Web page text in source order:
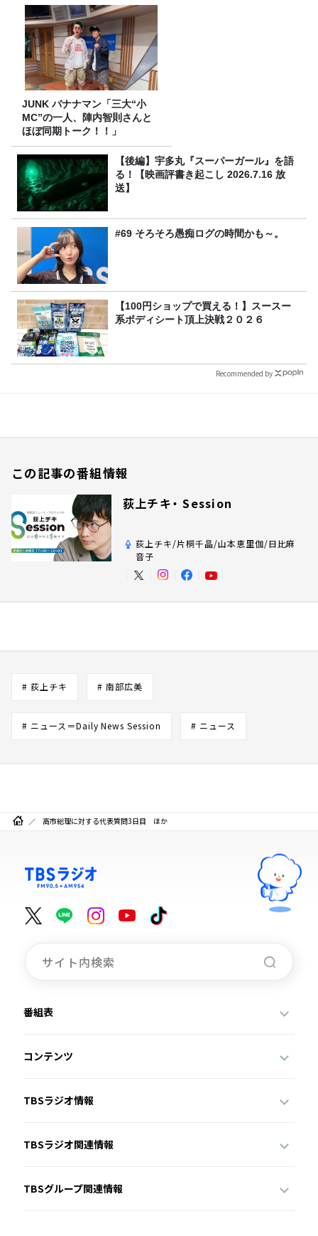
JUNK バナナマン「三大“小
MC”の一人、陣内智則さんと
ほぼ同期トーク！！」
【後編】宇多丸『スーパーガール』を語
る！【映画評書き起こし 2026.7.16 放
送】
#69 そろそろ愚痴ログの時間かも～。
【100円ショップで買える！】スースー
系ボディシート頂上決戦２０２６
Recommended by
この記事の番組情報
荻上チキ・ Session
荻上チキ/片桐千晶/山本恵里伽/日比麻
音子
# 荻上チキ # 南部広美
# ニュース＝Daily News Session # ニュース
高市総理に対する代表質問3日目 ほか
番組表
コンテンツ
TBSラジオ情報
TBSラジオ関連情報
TBSグループ関連情報